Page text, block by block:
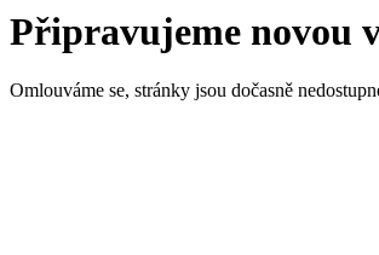
Připravujeme novou
Omlouváme se, stránky jsou dočasně